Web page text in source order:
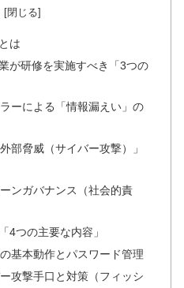
は
が研修を実施すべき「3つの
ーによる「情報漏えい」の
部脅威（サイバー攻撃）」
ンガバナンス（社会的責
4つの主要な内容」
基本動作とパスワード管理
攻撃手口と対策（フィッシ